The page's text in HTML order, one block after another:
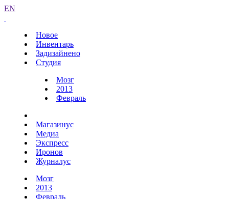
EN
Новое
Инвентарь
Задизайнено
Студия
Мозг
2013
Февраль
Магазинус
Медиа
Экспресс
Иронов
Журналус
Мозг
2013
Февраль